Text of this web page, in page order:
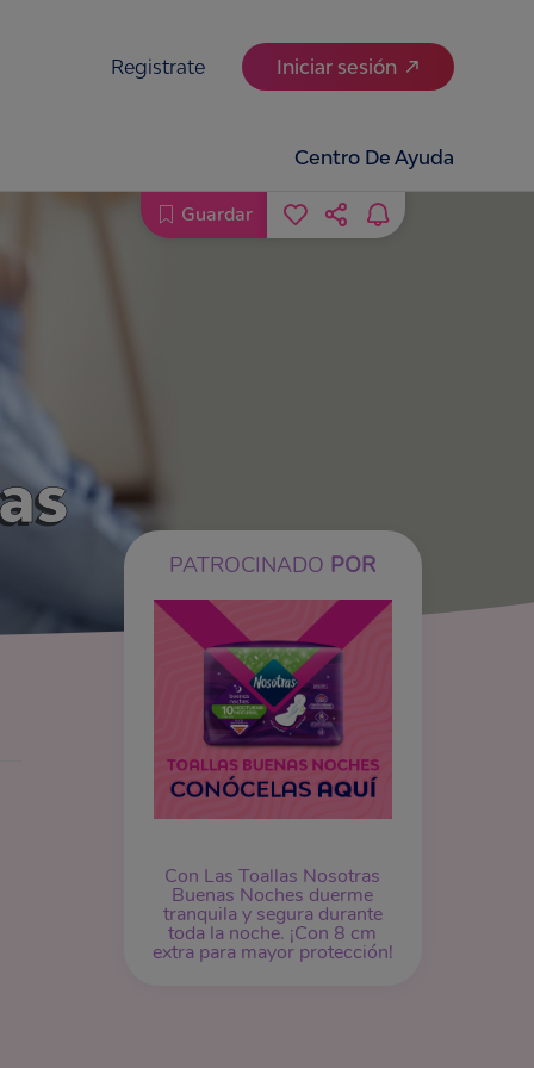
Registrate Iniciar sesión
Centro De Ayuda
PATROCINADO POR
Con Las Toallas Nosotras
Buenas Noches duerme
tranquila y segura durante
toda la noche. ¡Con 8 cm
extra para mayor protección!
Guardar